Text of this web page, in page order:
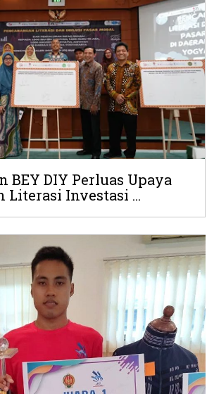
BEY DIY Perluas Upaya
Literasi Investasi ...